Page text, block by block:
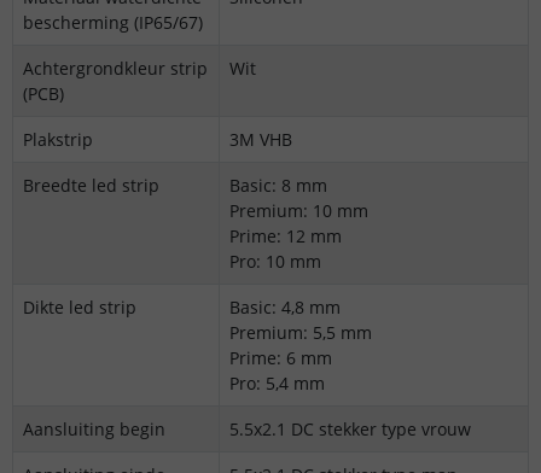
bescherming (IP65/67)
Achtergrondkleur strip
(PCB)
Wit
Plakstrip
3M VHB
Breedte led strip
Basic: 8 mm
Premium: 10 mm
Prime: 12 mm
Pro: 10 mm
Dikte led strip
Basic: 4,8 mm
Premium: 5,5 mm
Prime: 6 mm
Pro: 5,4 mm
Aansluiting begin
5.5x2.1 DC stekker type vrouw